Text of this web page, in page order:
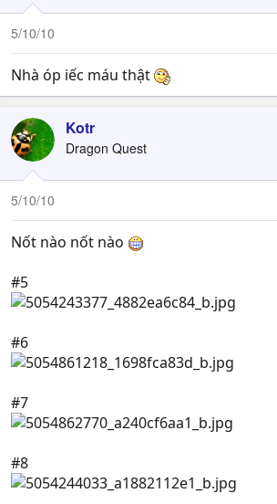
5/10/10
Nhà óp iếc máu thật
Kotr
Dragon Quest
5/10/10
Nốt nào nốt nào
#5
#6
#7
#8